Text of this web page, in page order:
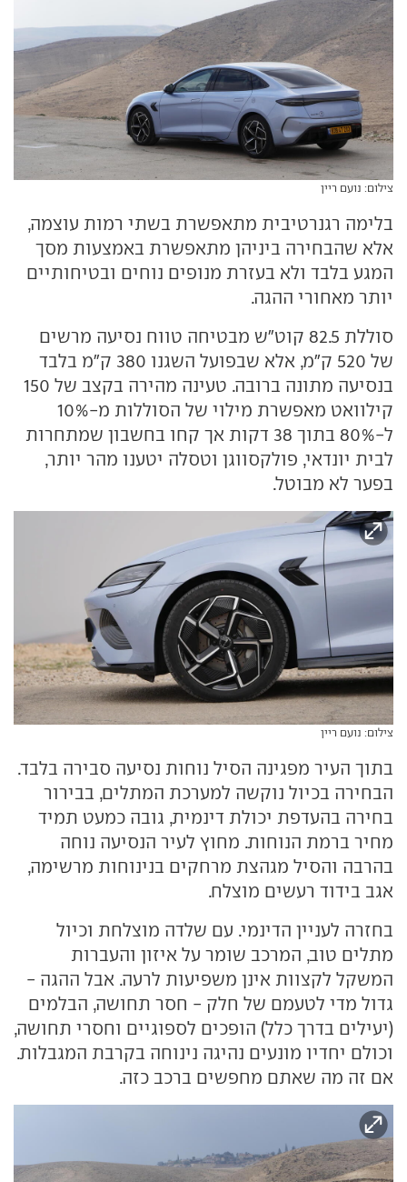
צילום: נועם ריין
בלימה רגנרטיבית מתאפשרת בשתי רמות עוצמה,
אלא שהבחירה ביניהן מתאפשרת באמצעות מסך
המגע בלבד ולא בעזרת מנופים נוחים ובטיחותיים
יותר מאחורי ההגה.
סוללת 82.5 קוט"ש מבטיחה טווח נסיעה מרשים
של 520 ק"מ, אלא שבפועל השגנו 380 ק"מ בלבד
בנסיעה מתונה ברובה. טעינה מהירה בקצב של 150
קילוואט מאפשרת מילוי של הסוללות מ-10%
ל-80% בתוך 38 דקות אך קחו בחשבון שמתחרות
לבית יונדאי, פולקסווגן וטסלה יטענו מהר יותר,
בפער לא מבוטל.
צילום: נועם ריין
בתוך העיר מפגינה הסיל נוחות נסיעה סבירה בלבד.
הבחירה בכיול נוקשה למערכת המתלים, בבירור
בחירה בהעדפת יכולת דינמית, גובה כמעט תמיד
מחיר ברמת הנוחות. מחוץ לעיר הנסיעה נוחה
בהרבה והסיל מגהצת מרחקים בנינוחות מרשימה,
אגב בידוד רעשים מוצלח.
בחזרה לעניין הדינמי. עם שלדה מוצלחת וכיול
מתלים טוב, המרכב שומר על איזון והעברות
המשקל לקצוות אינן משפיעות לרעה. אבל ההגה -
גדול מדי לטעמם של חלק - חסר תחושה, הבלמים
(יעילים בדרך כלל) הופכים לספוגיים וחסרי תחושה,
וכולם יחדיו מונעים נהיגה נינוחה בקרבת המגבלות.
אם זה מה שאתם מחפשים ברכב כזה.